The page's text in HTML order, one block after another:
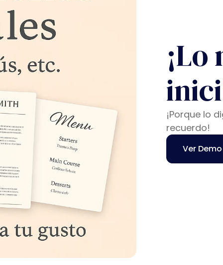
¡Lo
¡Porque lo
recuerdo!
Ver Demo